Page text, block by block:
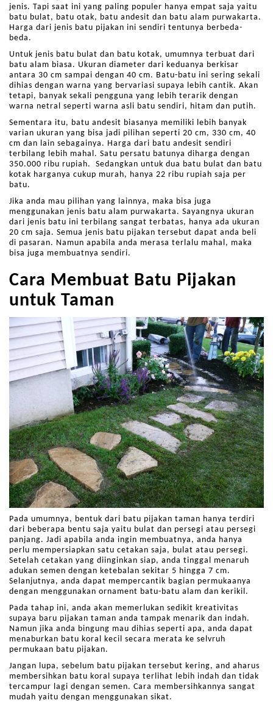
jenis. Tapi saat ini yang paling populer hanya empat saja yaitu
batu bulat, batu otak, batu andesit dan batu alam purwakarta.
Harga dari jenis batu pijakan ini sendiri tentunya berbeda-
beda.
Untuk jenis batu bulat dan batu kotak, umumnya terbuat dari
batu alam biasa. Ukuran diameter dari keduanya berkisar
antara 30 cm sampai dengan 40 cm. Batu-batu ini sering sekali
dihias dengan warna yang bervariasi supaya lebih cantik. Akan
tetapi, banyak sekali pengguna yang lebih terarik dengan
warna netral seperti warna asli batu sendiri, hitam dan putih.
Sementara itu, batu andesit biasanya memiliki lebih banyak
varian ukuran yang bisa jadi pilihan seperti 20 cm, 330 cm, 40
cm dan lain sebagainya. Harga dari batu andesit sendiri
terbilang lebih mahal. Satu persatu batunya diharga dengan
350.000 ribu rupiah. Sedangkan untuk dua batu bulat dan batu
kotak harganya cukup murah, hanya 22 ribu rupiah saja per
batu.
Jika anda mau pilihan yang lainnya, maka bisa juga
menggunakan jenis batu alam purwakarta. Sayangnya ukuran
dari jenis batu ini terbilang sangat terbatas, hanya ada ukuran
20 cm saja. Semua jenis batu pijakan tersebut dapat anda beli
di pasaran. Namun apabila anda merasa terlalu mahal, maka
bisa juga membuatnya sendiri.
Cara Membuat Batu Pijakan
untuk Taman
Pada umumnya, bentuk dari batu pijakan taman hanya terdiri
dari beberapa bentu saja yaitu bulat dan persegi atau persegi
panjang. Jadi apabila anda ingin membuatnya, anda hanya
perlu mempersiapkan satu cetakan saja, bulat atau persegi.
Setelah cetakan yang diinginkan siap, anda tinggal menaruh
adukan semen dengan ketebalan sekitar 5 hingga 7 cm.
Selanjutnya, anda dapat mempercantik bagian permukaanya
dengan menggunakan ornament batu-batu alam dan kerikil.
Pada tahap ini, anda akan memerlukan sedikit kreativitas
supaya baru pijakan taman anda tampak menarik dan indah.
Namun jika anda bingung mau dihias seperti apa, anda dapat
menaburkan batu koral kecil secara merata ke selvruh
permukaan batu pijakan.
Jangan lupa, sebelum batu pijakan tersebut kering, and aharus
membersihkan batu koral supaya terlihat lebih indah dan tidak
tercampur lagi dengan semen. Cara membersihkannya sangat
mudah yaitu dengan menggunakan sikat.